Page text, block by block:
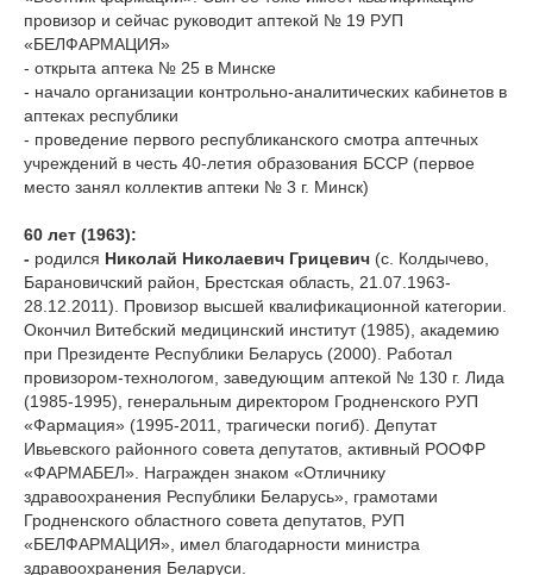
провизор и сейчас руководит аптекой № 19 РУП
«БЕЛФАРМАЦИЯ»
- открыта аптека № 25 в Минске
- начало организации контрольно-аналитических кабинетов в
аптеках республики
- проведение первого республиканского смотра аптечных
учреждений в честь 40-летия образования БССР (первое
место занял коллектив аптеки № 3 г. Минск)
60 лет (1963):
- родился Николай Николаевич Грицевич (с. Колдычево,
Барановичский район, Брестская область, 21.07.1963-
28.12.2011). Провизор высшей квалификационной категории.
Окончил Витебский медицинский институт (1985), академию
при Президенте Республики Беларусь (2000). Работал
провизором-технологом, заведующим аптекой № 130 г. Лида
(1985-1995), генеральным директором Гродненского РУП
«Фармация» (1995-2011, трагически погиб). Депутат
Ивьевского районного совета депутатов, активный РООФР
«ФАРМАБЕЛ». Награжден знаком «Отличнику
здравоохранения Республики Беларусь», грамотами
Гродненского областного совета депутатов, РУП
«БЕЛФАРМАЦИЯ», имел благодарности министра
здравоохранения Беларуси.